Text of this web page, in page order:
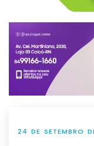
24 DE SETEMBRO